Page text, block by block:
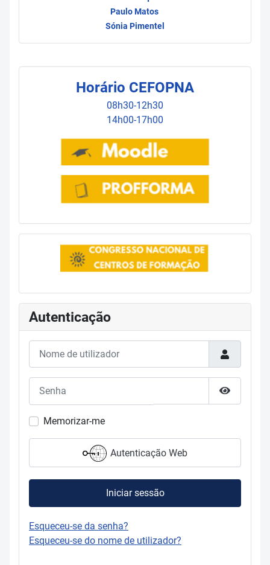
Horário CEFOPNA
08h30-12h30
14h00-17h00
Autenticação
Mostrar
Memorizar-me
Autenticação Web
Iniciar sessão
Esqueceu-se da senha?
Esqueceu-se do nome de utilizador?
Paulo Matos
Sónia Pimentel